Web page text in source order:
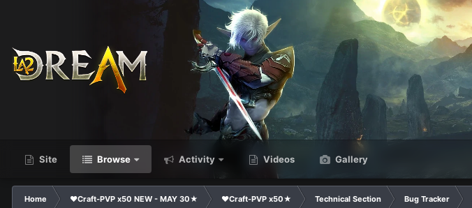
Site Browse Activity Videos Gallery
Home ❤Craft-PVP x50 NEW - MAY 30★ ❤Craft-PVP x50★ Technical Section Bug Tracker